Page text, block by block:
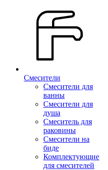
Смесители
Смесители для
ванны
Смесители для
душа
Смеситель для
раковины
Смесители на
биде
Комплектующие
для смесителей